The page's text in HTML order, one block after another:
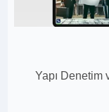
Yapı Denetim